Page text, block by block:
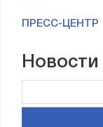
ПРЕСС-ЦЕНТР
Новости